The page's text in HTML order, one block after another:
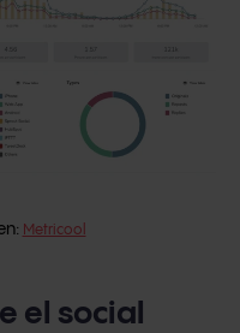
Metricool
el social